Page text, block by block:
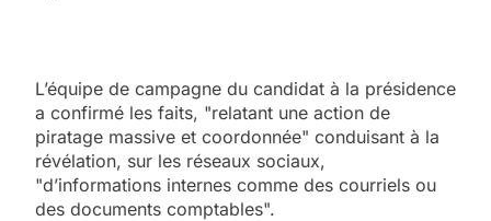
L’équipe de campagne du candidat à la présidence
a confirmé les faits, "relatant une action de
piratage massive et coordonnée" conduisant à la
révélation, sur les réseaux sociaux,
"d’informations internes comme des courriels ou
des documents comptables".